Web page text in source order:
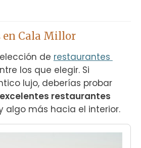
en Cala Millor
de restaurantes
los que elegir. Si
lujo, deberías probar
excelentes restaurantes
algo más hacia el interior.